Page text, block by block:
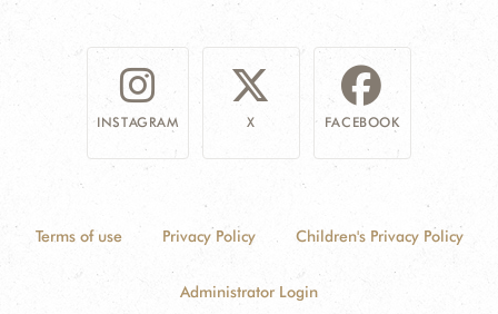
INSTAGRAM X FACEBOOK
Terms of use Privacy Policy Children's Privacy Policy
Administrator Login